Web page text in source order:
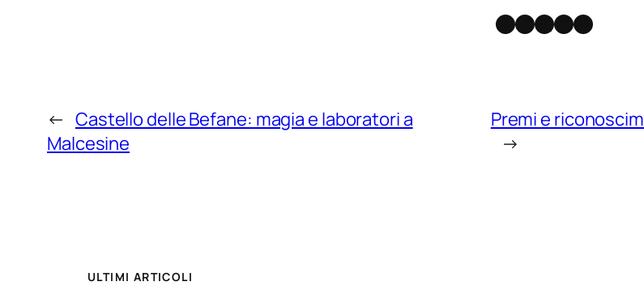
Facebook
Instagram
X Threads
Telegram
← Castello delle Befane: magia e laboratori a
Malcesine
Premi e
→
ULTIMI ARTICOLI